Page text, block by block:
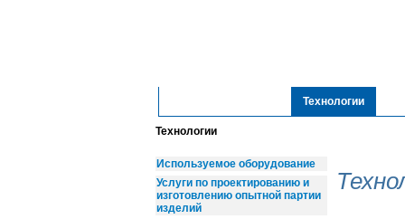
Технологии
Технологии
Используемое оборудование
Услуги по проектированию и
изготовлению опытной партии
изделий